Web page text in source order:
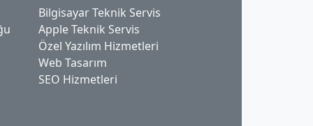
Bilgisayar Teknik Servis
Apple Teknik Servis
Özel Yazılım Hizmetleri
Web Tasarım
SEO Hizmetleri